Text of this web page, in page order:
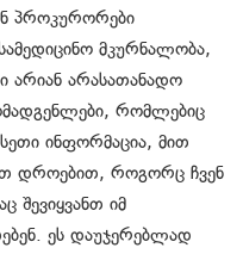
პროკურორები
მკურნალობა,
არიან არასათანადო
რომლებიც
ინფორმაცია, მით
დროებით, როგორც ჩვენ
შევიყვანთ იმ
ეს დაუჯერებლად